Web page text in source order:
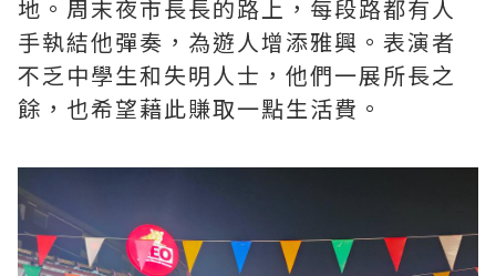
地。周末夜市長長的路上，每段路都有人
手執結他彈奏，為遊人增添雅興。表演者
不乏中學生和失明人士，他們一展所長之
餘，也希望藉此賺取一點生活費。